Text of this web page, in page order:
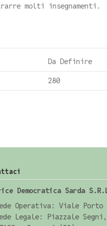
molti insegnamenti.
Da Definire
280
Democratica Sarda
Operativa: Viale Porto
Legale: Piazzale